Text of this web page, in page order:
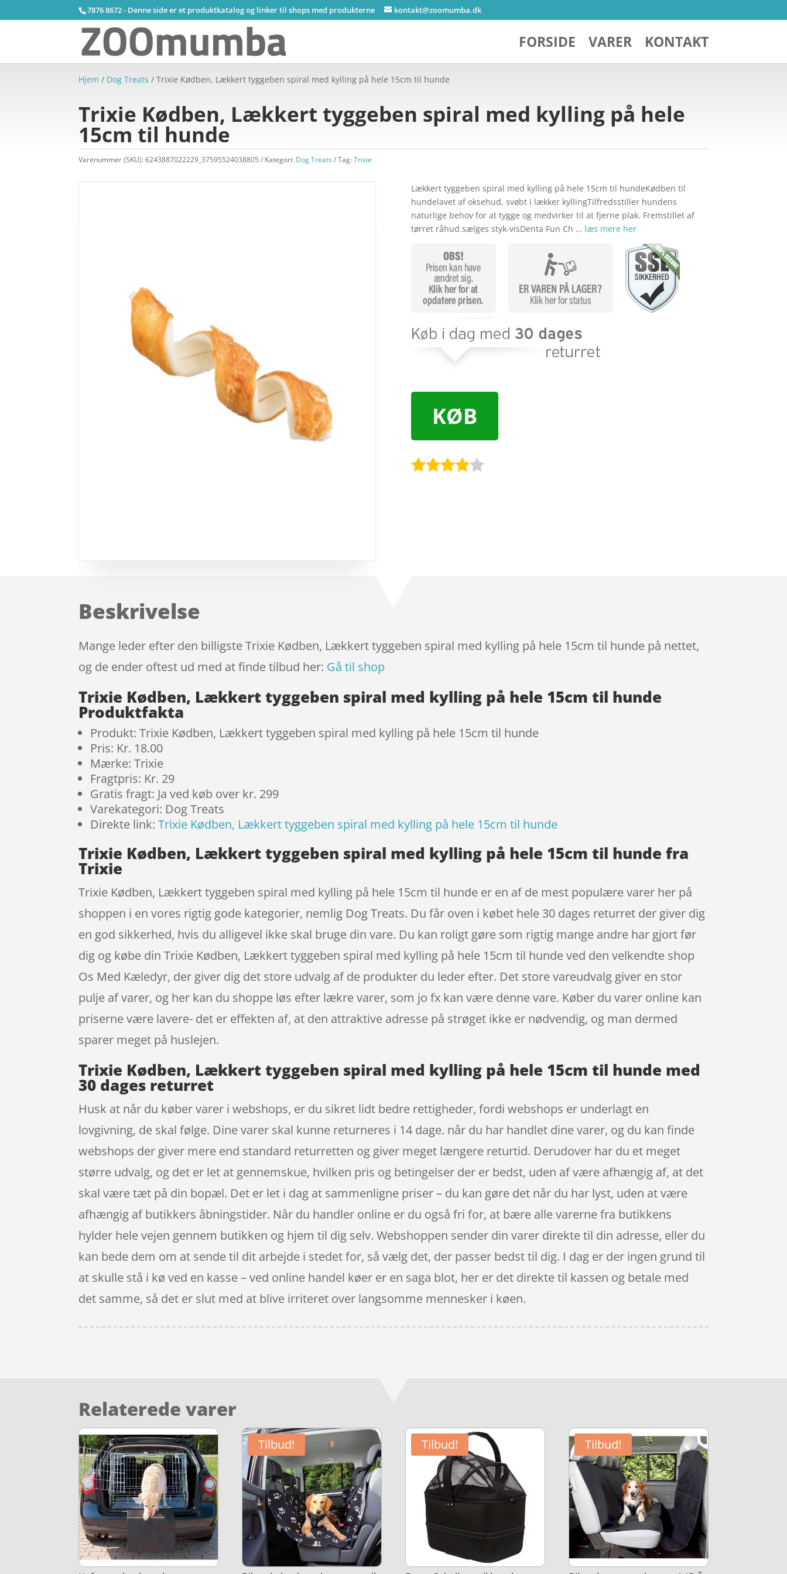
7876 8672 - Denne side er et produktkatalog og linker til shops med produkterne kontakt@zoomumba.dk
FORSIDE VARER KONTAKT
Hjem / Dog Treats / Trixie Kødben, Lækkert tyggeben spiral med kylling på hele 15cm til hunde
Trixie Kødben, Lækkert tyggeben spiral med kylling på hele
15cm til hunde
Varenummer (SKU):6243887022229_37595524038805 Kategori: Dog Treats Tag:Trixie
Lækkert tyggeben spiral med kylling på hele 15cm til hundeKødben til
hundelavet af oksehud, svøbt i lækker kyllingTilfredsstiller hundens
naturlige behov for at tygge og medvirker til at fjerne plak. Fremstillet af
tørret råhud.sælges styk-visDenta Fun Ch … læs mere her
KØB
Beskrivelse
Mange leder efter den billigste Trixie Kødben, Lækkert tyggeben spiral med kylling på hele 15cm til hunde på nettet,
og de ender oftest ud med at finde tilbud her: Gå til shop
Trixie Kødben, Lækkert tyggeben spiral med kylling på hele 15cm til hunde
Produktfakta
Produkt: Trixie Kødben, Lækkert tyggeben spiral med kylling på hele 15cm til hunde
Pris: Kr. 18.00
Mærke: Trixie
Fragtpris: Kr. 29
Gratis fragt: Ja ved køb over kr. 299
Varekategori: Dog Treats
Direkte link:Trixie Kødben, Lækkert tyggeben spiral med kylling på hele 15cm til hunde
Trixie Kødben, Lækkert tyggeben spiral med kylling på hele 15cm til hunde fra
Trixie
Trixie Kødben, Lækkert tyggeben spiral med kylling på hele 15cm til hunde er en af de mest populære varer her på
shoppen i en vores rigtig gode kategorier, nemlig Dog Treats. Du får oven i købet hele 30 dages returret der giver dig
en god sikkerhed, hvis du alligevel ikke skal bruge din vare. Du kan roligt gøre som rigtig mange andre har gjort før
dig og købe din Trixie Kødben, Lækkert tyggeben spiral med kylling på hele 15cm til hunde ved den velkendte shop
Os Med Kæledyr, der giver dig det store udvalg af de produkter du leder efter. Det store vareudvalg giver en stor
pulje af varer, og her kan du shoppe løs efter lækre varer, som jo fx kan være denne vare. Køber du varer online kan
priserne være lavere- det er effekten af, at den attraktive adresse på strøget ikke er nødvendig, og man dermed
sparer meget på huslejen.
Trixie Kødben, Lækkert tyggeben spiral med kylling på hele 15cm til hunde med
30 dages returret
Husk at når du køber varer i webshops, er du sikret lidt bedre rettigheder, fordi webshops er underlagt en
lovgivning, de skal følge. Dine varer skal kunne returneres i 14 dage. når du har handlet dine varer, og du kan finde
webshops der giver mere end standard returretten og giver meget længere returtid. Derudover har du et meget
større udvalg, og det er let at gennemskue, hvilken pris og betingelser der er bedst, uden af være afhængig af, at det
skal være tæt på din bopæl. Det er let i dag at sammenligne priser – du kan gøre det når du har lyst, uden at være
afhængig af butikkers åbningstider. Når du handler online er du også fri for, at bære alle varerne fra butikkens
hylder hele vejen gennem butikken og hjem til dig selv. Webshoppen sender din varer direkte til din adresse, eller du
kan bede dem om at sende til dit arbejde i stedet for, så vælg det, der passer bedst til dig. I dag er der ingen grund til
at skulle stå i kø ved en kasse – ved online handel køer er en saga blot, her er det direkte til kassen og betale med
det samme, så det er slut med at blive irriteret over langsomme mennesker i køen.
Relaterede varer
Tilbud! Tilbud! Tilbud!